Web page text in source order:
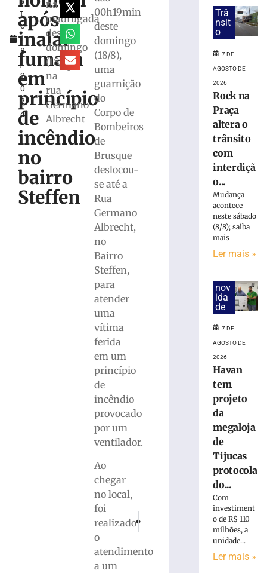
t
o
1
8
,
2
0
2
4
após
inalar
fumaça
em
princípio
de
incêndio
no
bairro
Steffen
na
madrugada
deste
domingo
(18/8)
na
rua
Germano
Albrecht
00h19min
deste
domingo
(18/8),
uma
guarnição
do
Corpo de
Bombeiros
de
Brusque
deslocou-
se até a
Rua
Germano
Albrecht,
no
Bairro
Steffen,
para
atender
uma
vítima
ferida
em um
princípio
de
incêndio
provocado
por um
ventilador.
Ao
chegar
no local,
foi
realizado
o
atendimento
a um
Mulher fica ferida após ser
PRÓXIMO
Mulher fica ferida após queda de moto no
parcialmente
submerso
mangue
prende
suspeita
tráfico
pessoas
exploração
sexual
Motociclista
morre
Trâ
nsit
o
7 DE
AGOSTO DE
2026
Rock na
Praça
altera o
trânsito
com
interdiçã
o...
Mudança
acontece
neste sábado
(8/8); saiba
mais
Ler mais »
nov
ida
de
7 DE
AGOSTO DE
2026
Havan
tem
projeto
da
megaloja
de
Tijucas
protocola
do...
Com
investiment
o de R$ 110
milhões, a
unidade...
Ler mais »